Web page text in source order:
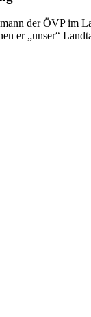
der ÖVP im
er „unser“